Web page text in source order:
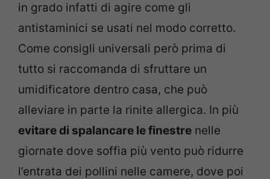
in grado infatti di agire come gli
antistaminici se usati nel modo corretto.
Come consigli universali però prima di
tutto si raccomanda di sfruttare un
umidificatore dentro casa, che può
alleviare in parte la rinite allergica. In più
evitare di spalancare le finestre nelle
giornate dove soffia più vento può ridurre
l’entrata dei pollini nelle camere, dove poi